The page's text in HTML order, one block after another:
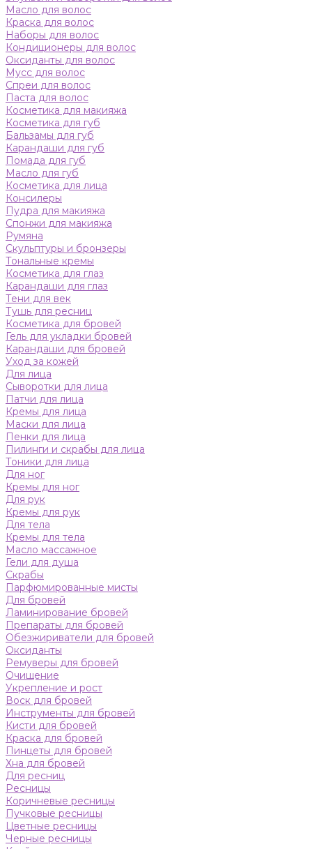
Масло для волос
Краска для волос
Наборы для волос
Кондиционеры для волос
Оксиданты для волос
Мусс для волос
Спреи для волос
Паста для волос
Косметика для макияжа
Косметика для губ
Бальзамы для губ
Карандаши для губ
Помада для губ
Масло для губ
Косметика для лица
Консилеры
Пудра для макияжа
Спонжи для макияжа
Румяна
Скульптуры и бронзеры
Тональные кремы
Косметика для глаз
Карандаши для глаз
Тени для век
Тушь для ресниц
Косметика для бровей
Гель для укладки бровей
Карандаши для бровей
Уход за кожей
Для лица
Сыворотки для лица
Патчи для лица
Кремы для лица
Маски для лица
Пенки для лица
Пилинги и скрабы для лица
Тоники для лица
Для ног
Кремы для ног
Для рук
Кремы для рук
Для тела
Кремы для тела
Масло массажное
Гели для душа
Скрабы
Парфюмированные мисты
Для бровей
Ламинирование бровей
Препараты для бровей
Обезжириватели для бровей
Оксиданты
Ремуверы для бровей
Очищение
Укрепление и рост
Воск для бровей
Инструменты для бровей
Кисти для бровей
Краска для бровей
Пинцеты для бровей
Хна для бровей
Для ресниц
Ресницы
Коричневые ресницы
Пучковые ресницы
Цветные ресницы
Черные ресницы